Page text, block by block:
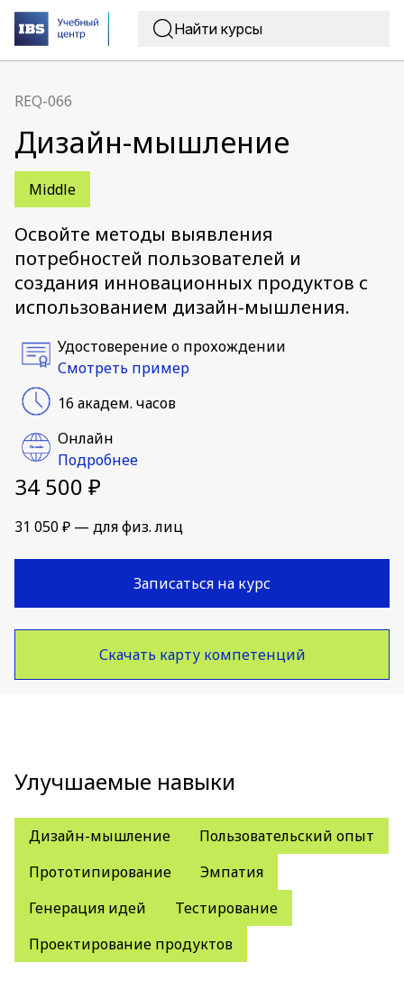
REQ-066
Дизайн-мышление
Middle
Освойте методы выявления
потребностей пользователей и
создания инновационных продуктов с
использованием дизайн-мышления.
Удостоверение о прохождении
Смотреть пример
16 академ. часов
Онлайн
Подробнее
34 500 ₽
31 050 ₽ — для физ. лиц
Записаться на курс
Скачать карту компетенций
Улучшаемые навыки
Дизайн-мышление
Пользовательский опыт
Прототипирование
Эмпатия
Генерация идей
Тестирование
Проектирование продуктов